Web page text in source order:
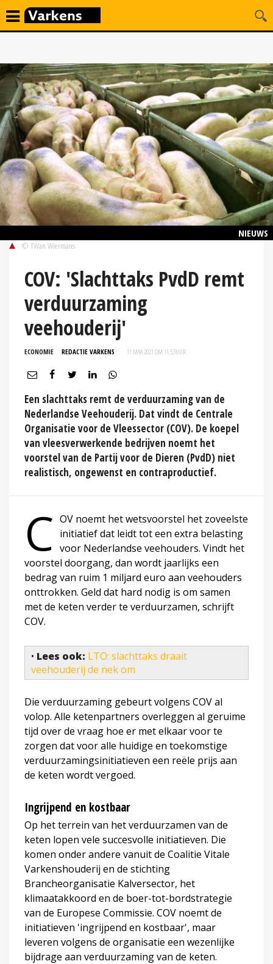
NIEUWS
© TWan Wiermans
COV: 'Slachttaks PvdD remt
verduurzaming
veehouderij'
ECONOMIE REDACTIE VARKENS 11 MAA 2021 OM 11:53UUR
Een slachttaks remt de verduurzaming van de
Nederlandse Veehouderij. Dat vindt de Centrale
Organisatie voor de Vleessector (COV). De koepel
van vleesverwerkende bedrijven noemt het
voorstel van de Partij voor de Dieren (PvdD) niet
realistisch, ongewenst en contraproductief.
C OV noemt het wetsvoorstel het zoveelste
initiatief dat leidt tot een extra belasting
voor Nederlandse veehouders. Vindt het
voorstel doorgang, dan wordt jaarlijks een
bedrag van ruim 1 miljard euro aan veehouders
onttrokken. Geld dat hard nodig is om samen
met de keten verder te verduurzamen, schrijft
COV.
• Lees ook: LTO: slachttaks draait
veehouderij de nek om
Die verduurzaming gebeurt volgens COV al
volop. Alle ketenpartners overleggen al geruime
tijd over de vraag hoe er met elkaar voor te
zorgen dat voor alle huidige en toekomstige
verduurzamingsinitiatieven een reële prijs aan
de keten wordt vergoed.
Ingrijpend en kostbaar
Op het terrein van het verduurzamen van de
keten lopen vele succesvolle initiatieven. Die
komen onder andere vanuit de Coalitie Vitale
Varkenshouderij en de stichting
Brancheorganisatie Kalversector, het
klimaatakkoord en de boer-tot-bordstrategie
van de Europese Commissie. COV noemt de
initiatieven 'ingrijpend en kostbaar', maar
leveren volgens de organisatie een wezenlijke
bijdrage aan verduurzaming van de keten.